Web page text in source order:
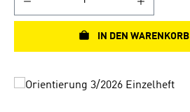
IN DEN WARENKORB
Bildergalerie überspringen